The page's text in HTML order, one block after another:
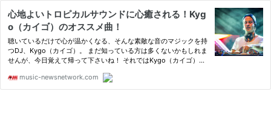
心地よいトロピカルサウンドに心癒される！Kyg
o（カイゴ）のオススメ曲！
聴いているだけで心が温かくなる、そんな素敵な音のマジックを持
つDJ、Kygo（カイゴ）。 まだ知っている方は多くないかもしれま
せんが、今日覚えて帰って下さいね！ それではKygo（カイゴ）に
music-newsnetwork.com